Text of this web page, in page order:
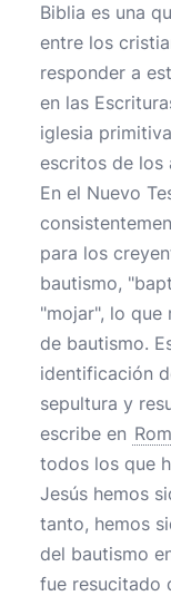
Biblia es una
entre los
responder a
en las
iglesia
escritos de los
En el Nuevo
para los
bautismo,
"mojar", lo que
de bautismo.
identificación
sepultura y
escribe en
todos los que
Jesús hemos
tanto, hemos
del bautismo
fue resucitado